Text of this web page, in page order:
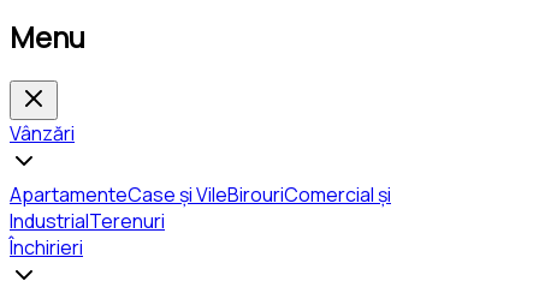
Menu
Vânzări
ApartamenteCase și VileBirouriComercial și
IndustrialTerenuri
Închirieri